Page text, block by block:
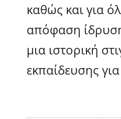
καθώς και για
απόφαση
μια ιστορική
εκπαίδευσης